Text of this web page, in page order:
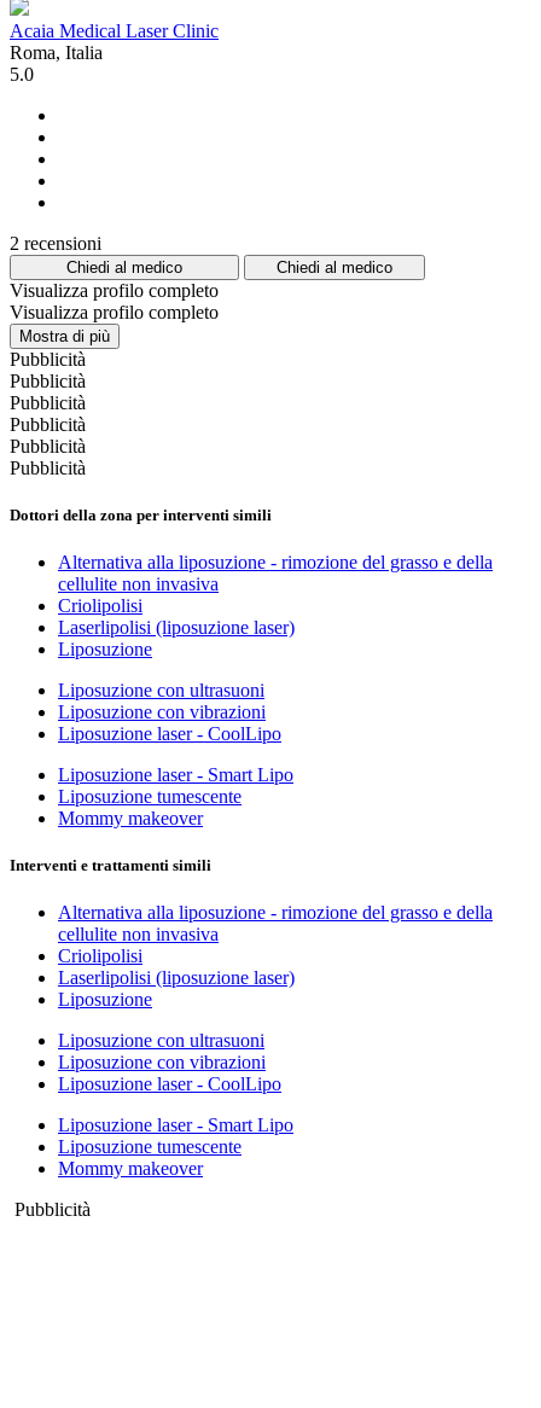
Acaia Medical Laser Clinic
Roma, Italia
5.0
2 recensioni
Chiedi al medico Chiedi al medico
Visualizza profilo completo
Visualizza profilo completo
Mostra di più
Pubblicità
Pubblicità
Pubblicità
Pubblicità
Pubblicità
Pubblicità
Dottori della zona per interventi simili
Alternativa alla liposuzione - rimozione del grasso e della
cellulite non invasiva
Criolipolisi
Laserlipolisi (liposuzione laser)
Liposuzione
Liposuzione con ultrasuoni
Liposuzione con vibrazioni
Liposuzione laser - CoolLipo
Liposuzione laser - Smart Lipo
Liposuzione tumescente
Mommy makeover
Interventi e trattamenti simili
Alternativa alla liposuzione - rimozione del grasso e della
cellulite non invasiva
Criolipolisi
Laserlipolisi (liposuzione laser)
Liposuzione
Liposuzione con ultrasuoni
Liposuzione con vibrazioni
Liposuzione laser - CoolLipo
Liposuzione laser - Smart Lipo
Liposuzione tumescente
Mommy makeover
Pubblicità